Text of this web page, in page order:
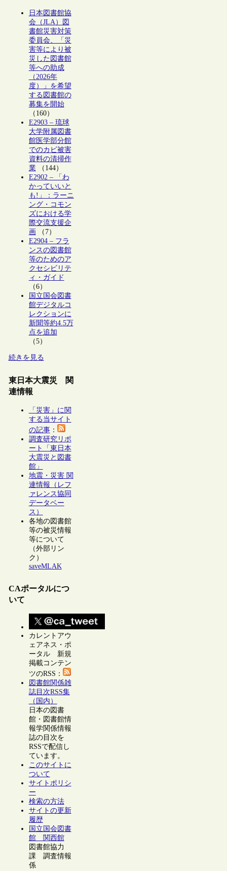
日本図書館協
会（JLA）図
書館災害対策
委員会、「災
害等により被
災した図書館
等への助成
（2026年
度）」を希望
する図書館の
募集を開始
（160）
E2903 – 琉球
大学附属図書
館医学部分館
でのカビ被害
資料の清掃作
業（144）
E2902 – 「わ
かっていいと
も!」：ラーニ
ング・コモン
ズにおける学
際交流支援企
画 （7）
E2904 – フラ
ンスの図書館
等のためのア
クセシビリテ
ィ・ガイド
（6）
国立国会図書
館デジタルコ
レクションに
新聞等約4.5万
点を追加
（5）
続きを見る
東日本大震災 関
連情報
「災害」に関
する当サイト
の記事：
調査研究リポ
ート「東日本
大震災と図書
館」
地震・災害 関
連情報（レフ
ァレンス協同
データベー
ス）
各地の図書館
等の被災情報
等について
（外部リン
ク）
saveMLAK
CAポータルにつ
いて
カレントアウ
ェアネス・ポ
ータル 新規
掲載コンテン
ツのRSS：
図書館関係雑
誌目次RSS集
（国内）
日本の図書
館・図書館情
報学関係情報
誌の目次を
RSSで配信し
ています。
このサイトに
ついて
サイトポリシ
ー
検索の方法
サイトの更新
履歴
国立国会図書
館 関西館
図書館協力
課 調査情報
係